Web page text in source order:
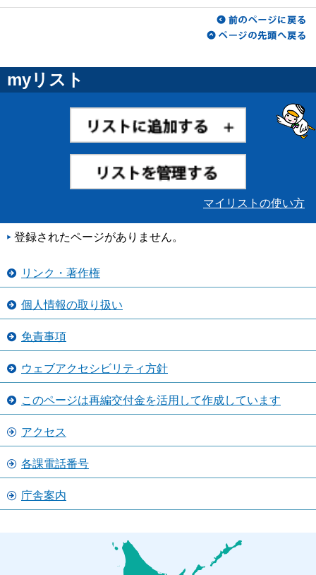
myリスト
マイリストの使い方
登録されたページがありません。
リンク・著作権
個人情報の取り扱い
免責事項
ウェブアクセシビリティ方針
このページは再編交付金を活用して作成しています
アクセス
各課電話番号
庁舎案内